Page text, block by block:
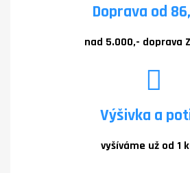
Doprava od
nad 5.000,- doprava
Výšivka a
vyšíváme už od 1